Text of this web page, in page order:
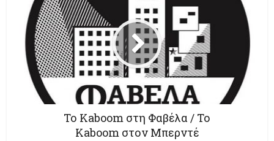
Το Kaboom στη Φαβέλα / Το
Kaboom στον Μπερντέ